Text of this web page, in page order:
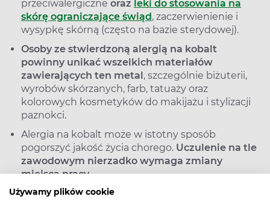
Używamy plików cookie
przeciwalergiczne oraz leki do stosowania na
skórę ograniczające świąd, zaczerwienienie i
wysypkę skórną (często na bazie sterydowej).
Osoby ze stwierdzoną alergią na kobalt
powinny unikać wszelkich materiałów
zawierających ten metal, szczególnie biżuterii,
wyrobów skórzanych, farb, tatuaży oraz
kolorowych kosmetyków do makijażu i stylizacji
paznokci.
Alergia na kobalt może w istotny sposób
pogorszyć jakość życia chorego. Uczulenie na tle
zawodowym nierzadko wymaga zmiany
miejsca pracy.